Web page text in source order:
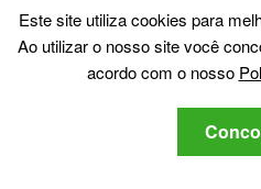
independentes, graças
atualizações diárias sobre
recente, adware, e
Myhugewords threat is
Este site utiliza cookies para
Ao utilizar o nosso site você
acordo com o nosso